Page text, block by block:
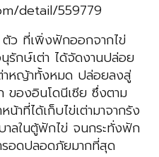
detail/559779
ว ที่เพิ่งฟักออกจากไข่
รักษ์เต่า ได้จัดงานปล่อย
ต่าหญ้าทั้งหมด ปล่อยลงสู่
ของอินโดนีเซีย ซึ่งตาม
าที่ได้เก็บไข่เต่ามาจากรัง
าลในตู้ฟักไข่ จนกระทั่งฟัก
อดปลอดภัยมากที่สุด